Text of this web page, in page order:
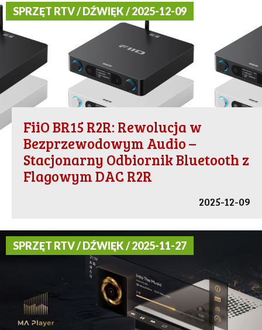
SPRZĘT RTV / DŹWIĘK / 2025-12-09
FiiO BR15 R2R: Rewolucja w
Bezprzewodowym Audio –
Stacjonarny Odbiornik Bluetooth z
Flagowym DAC R2R
2025-12-09
SPRZĘT RTV / DŹWIĘK / 2025-11-27